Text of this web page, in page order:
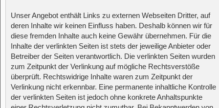
Unser Angebot enthält Links zu externen Webseiten Dritter, auf
deren Inhalte wir keinen Einfluss haben. Deshalb können wir für
diese fremden Inhalte auch keine Gewähr übernehmen. Für die
Inhalte der verlinkten Seiten ist stets der jeweilige Anbieter oder
Betreiber der Seiten verantwortlich. Die verlinkten Seiten wurden
zum Zeitpunkt der Verlinkung auf mögliche Rechtsverstöße
überprüft. Rechtswidrige Inhalte waren zum Zeitpunkt der
Verlinkung nicht erkennbar. Eine permanente inhaltliche Kontrolle
der verlinkten Seiten ist jedoch ohne konkrete Anhaltspunkte